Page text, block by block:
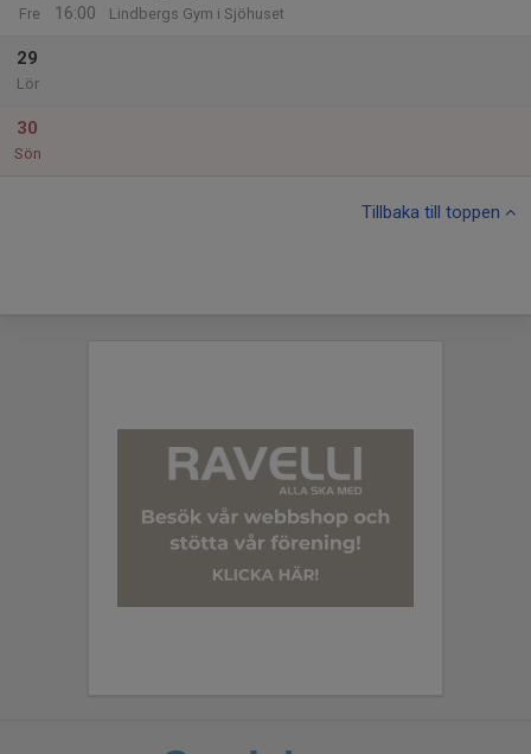
Fre
16:00
Lindbergs Gym i Sjöhuset
29
Lör
30
Sön
Tillbaka till toppen